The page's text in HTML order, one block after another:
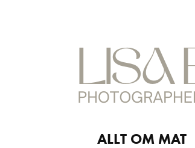
ALLT OM MAT